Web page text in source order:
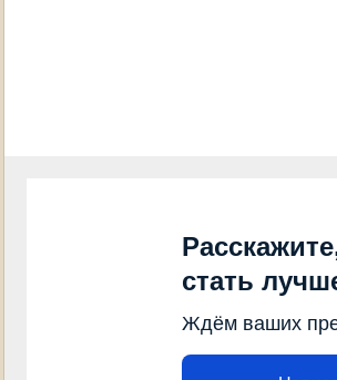
стать
Ждём ваших